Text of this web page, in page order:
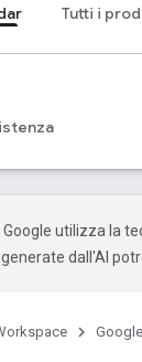
Tutti i
Google utilizza la
dall'AI